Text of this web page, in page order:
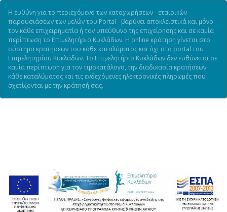
Η ευθύνη για το περιεχόμενο των καταχωρήσεων - εταιρικών
παρουσιάσεων των μελών του Portal - βαρύνει αποκλειστικά και μόνο
τον κάθε επιχειρηματία ή τον υπεύθυνο της επιχείρησης και σε καμία
περίπτωση το Επιμελητήριο Κυκλάδων. Η online κράτηση γίνεται στο
σύστημα κρατήσεων του κάθε καταλύματος και όχι στο portal του
Επιμελητηρίου Κυκλάδων. Το Επιμελητήριο Κυκλάδων δεν ευθύνεται σε
καμία περίπτωση για τον τιμοκατάλογο, την διαδικασία κρατήσεων
κάθε καταλύματος και τις ενδεχόμενες ηλεκτρονικές πληρωμές που
σχετίζονται με την κράτησή σας.